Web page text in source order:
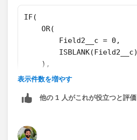
IF(
    OR(
        Field2__c = 0,
        ISBLANK(Field2__c)
    ),
    0,
)
表示件数を増やす
他の 1 人がこれが役立つと評価